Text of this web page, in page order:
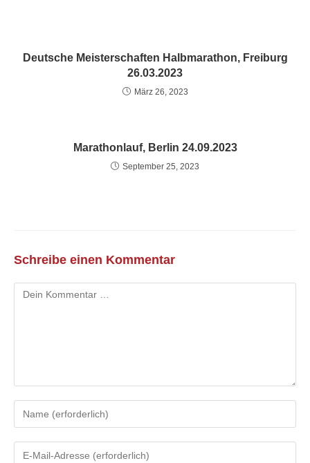
Deutsche Meisterschaften Halbmarathon, Freiburg
26.03.2023
März 26, 2023
Marathonlauf, Berlin 24.09.2023
September 25, 2023
Schreibe einen Kommentar
Kommentar
deinen
oder